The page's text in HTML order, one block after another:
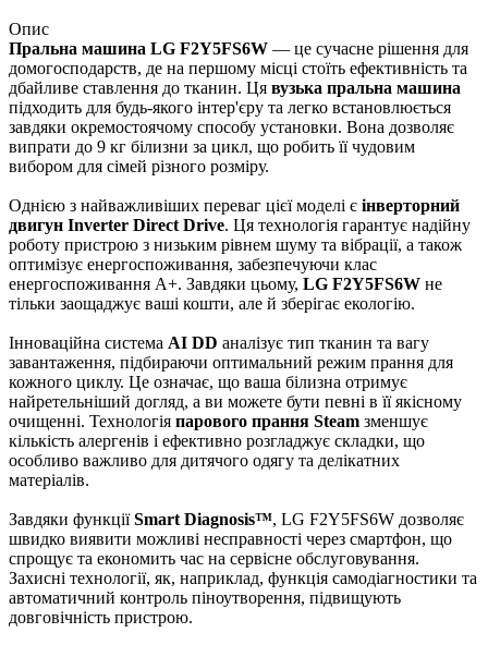
Опис
Пральна машина LG F2Y5FS6W — це сучасне рішення для
домогосподарств, де на першому місці стоїть ефективність та
дбайливе ставлення до тканин. Ця вузька пральна машина
підходить для будь-якого інтер'єру та легко встановлюється
завдяки окремостоячому способу установки. Вона дозволяє
випрати до 9 кг білизни за цикл, що робить її чудовим
вибором для сімей різного розміру.
Однією з найважливіших переваг цієї моделі є інверторний
двигун Inverter Direct Drive. Ця технологія гарантує надійну
роботу пристрою з низьким рівнем шуму та вібрації, а також
оптимізує енергоспоживання, забезпечуючи клас
енергоспоживання A+. Завдяки цьому, LG F2Y5FS6W не
тільки заощаджує ваші кошти, але й зберігає екологію.
Інноваційна система AI DD аналізує тип тканин та вагу
завантаження, підбираючи оптимальний режим прання для
кожного циклу. Це означає, що ваша білизна отримує
найретельніший догляд, а ви можете бути певні в її якісному
очищенні. Технологія парового прання Steam зменшує
кількість алергенів і ефективно розгладжує складки, що
особливо важливо для дитячого одягу та делікатних
матеріалів.
Завдяки функціїSmart Diagnosis™, LG F2Y5FS6W дозволяє
швидко виявити можливі несправності через смартфон, що
спрощує та економить час на сервісне обслуговування.
Захисні технології, як, наприклад, функція самодіагностики та
автоматичний контроль піноутворення, підвищують
довговічність пристрою.